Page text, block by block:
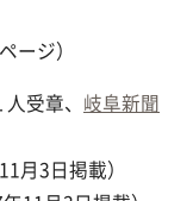
ージ）
受章、 岐阜新聞
月3日掲載）